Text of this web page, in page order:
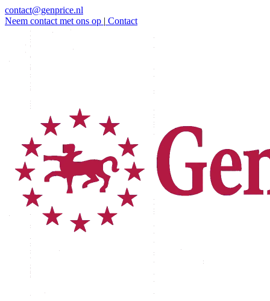
contact@genprice.nl
Neem contact met ons op | Contact